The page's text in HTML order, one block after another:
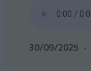
30/09/2025